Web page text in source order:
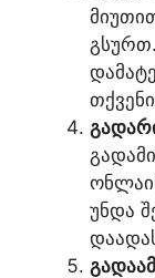
უნდა